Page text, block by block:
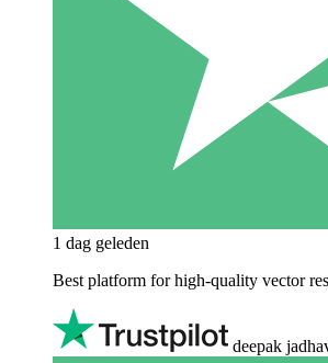
1 dag geleden
Best platform for high-quality vector
deepak